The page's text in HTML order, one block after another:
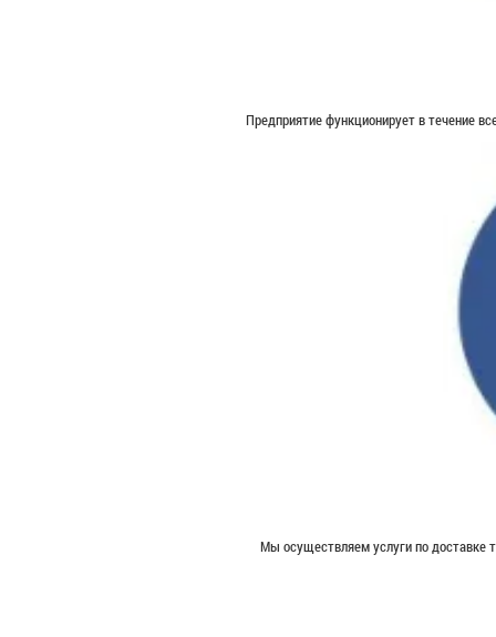
Предприятие функционирует в течение
Мы осуществляем услуги по доставке